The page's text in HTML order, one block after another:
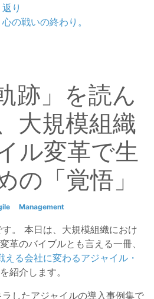
り
の戦いの終わり。
跡」を読ん
大規模組織
ル変革で生
の「覚悟」
Management
。 本日は、大規模組織におけ
革のバイブルとも言える一冊、
る会社に変わるアジャイル・
を紹介します。
したアジャイルの導入事例集で